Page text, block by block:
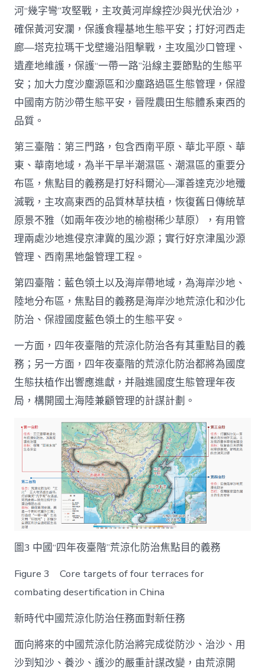
河“幾字彎”攻堅戰，主攻黃河岸線控沙與光伏治沙，
確保黃河安瀾，保護食糧基地生態平安；打好河西走
廊—塔克拉瑪干戈壁邊沿阻擊戰，主攻風沙口管理、
遺產地維護，保護“一帶一路”沿線主要節點的生態平
安；加大力度沙塵源區和沙塵路過區生態管理，保證
中國南方防沙帶生態平安，晉陞農田生態體系東西的
品質。
第三臺階：第三門路，包含西南平原、華北平原、華
東、華南地域，為半干旱半潮濕區、潮濕區的重要分
布區，焦點目的義務是打好科爾沁—渾善達克沙地殲
滅戰，主攻高東西的品質林草扶植，恢復舊日傳統草
原景不雅（如兩年夜沙地的榆樹稀少草原），有用管
理兩處沙地進侵京津冀的風沙源；實行好京津風沙源
管理、西南黑地盤管理工程。
第四臺階：藍色領土以及海岸帶地域，為海岸沙地、
陸地分布區，焦點目的義務是海岸沙地荒涼化和沙化
防治、保證國度藍色領土的生態平安。
一方面，四年夜臺階的荒涼化防治各有其重點目的義
務；另一方面，四年夜臺階的荒涼化防治都將為國度
生態扶植作出響應進獻，并融進國度生態管理年夜
局，構開國土海陸兼顧管理的計謀計劃。
圖3 中國“四年夜臺階”荒涼化防治焦點目的義務
Figure 3 Core targets of four terraces for
combating desertification in China
新時代中國荒涼化防治任務面對新任務
面向將來的中國荒涼化防治將完成從防沙、治沙、用
沙到知沙、養沙、護沙的嚴重計謀改變，由荒涼開